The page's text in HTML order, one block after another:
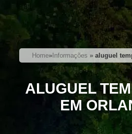
Home»Informações » aluguel
ALUGUEL
EM